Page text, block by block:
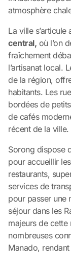
atmosphère
La ville
central, où l’on
fraîchement
l’artisanat local.
de la région,
habitants. Les
bordées de
de cafés
récent de la ville.
Sorong dispose
pour accueillir
restaurants,
services de
pour passer une
séjour dans les
majeurs de cette
nombreuses
Manado,